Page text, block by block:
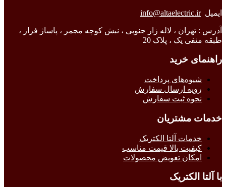
ایمیلinfo@altaelectric.ir
آدرس : تهران ، لاله زار جنوبی ، نبش کوچه مجمر ، پاساژ فراز ،
طبقه منفی یک ، پلاک 20
راهنمای خرید
شیوه‌های پرداخت
رویه ارسال سفارش
نحوه ثبت سفارش
خدمات مشتریان
خدمات آلتا الکتریک
کیفیت بالا قیمت مناسب
امکان تعویض محصولات
با آلتا الکتریک